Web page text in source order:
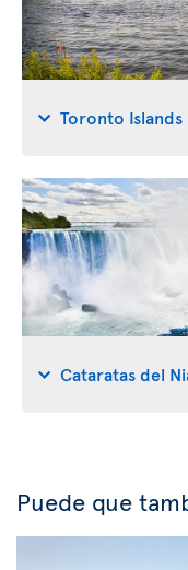
Toronto Islands
Cataratas del
Puede que